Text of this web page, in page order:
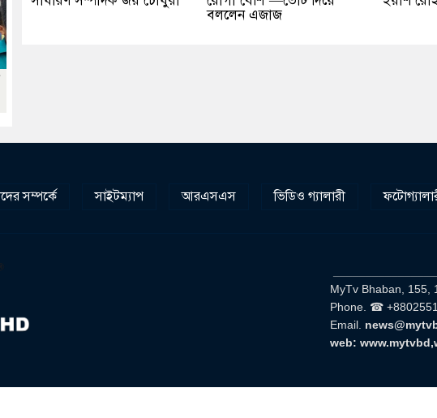
বললেন এজাজ
সম্পর্কে সাইটম্যাপ আরএসএস ভিডিও গ্যালারী
MyTv Bhaban, 155,
Phone. ☎
Email.
web: